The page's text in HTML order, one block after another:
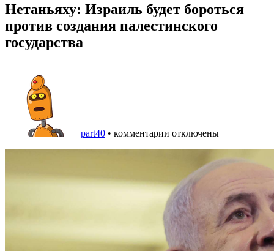
Нетаньяху: Израиль будет бороться
против создания палестинского
государства
part40 • комментарии отключены